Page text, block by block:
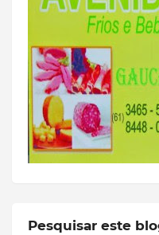
Pesquisar este